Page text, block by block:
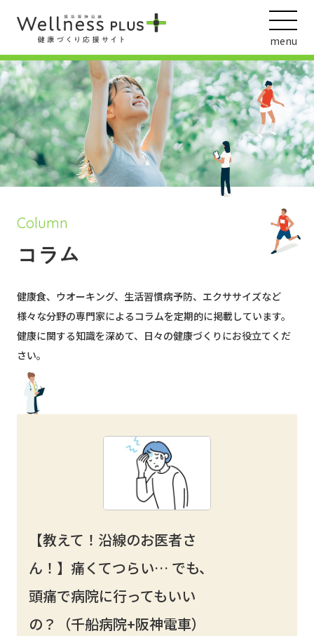
menu
Column
コラム
健康食、ウオーキング、生活習慣病予防、エクササイズなど
様々な分野の専門家によるコラムを定期的に掲載しています。
健康に関する知識を深めて、日々の健康づくりにお役立てくだ
さい。
【教えて！沿線のお医者さ
ん！】痛くてつらい… でも、
頭痛で病院に行ってもいい
の？（千船病院+阪神電車）
ウェルネス動画